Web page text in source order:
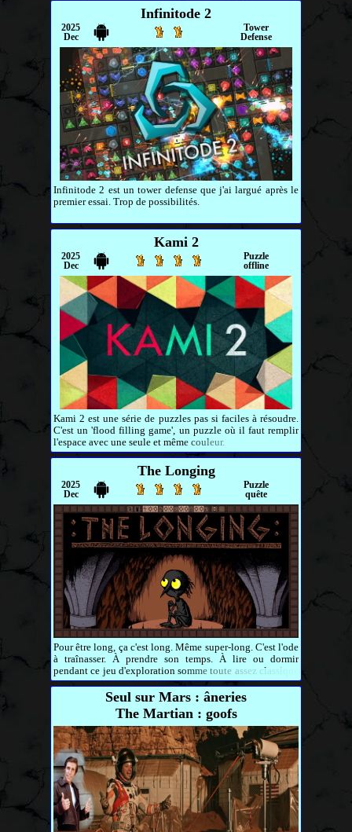
Infinitode 2
2025
Dec
Tower
Defense
Infinitode 2 est un tower defense que j'ai largué après le
premier essai. Trop de possibilités.
Kami 2
2025
Dec
Puzzle
offline
Kami 2 est une série de puzzles pas si faciles à résoudre.
C'est un 'flood filling game', un puzzle où il faut remplir
l'espace avec une seule et même couleur.
The Longing
2025
Dec
Puzzle
quête
Pour être long, ça c'est long. Même super-long. C'est l'ode
à traînasser. À prendre son temps. À lire ou dormir
pendant ce jeu d'exploration somme toute assez classique
sur le mécanisme.
Seul sur Mars : âneries
The Martian : goofs